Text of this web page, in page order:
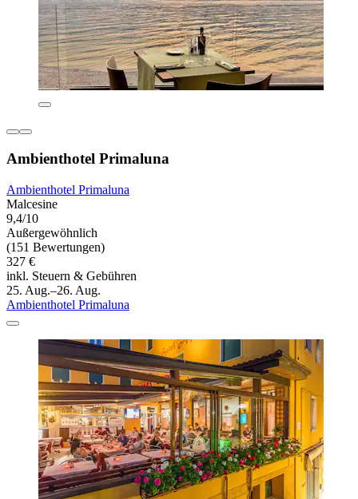
Ambienthotel Primaluna
Ambienthotel Primaluna
Malcesine
9,4/10
Außergewöhnlich
(151 Bewertungen)
327 €
inkl. Steuern & Gebühren
25. Aug.–26. Aug.
Ambienthotel Primaluna